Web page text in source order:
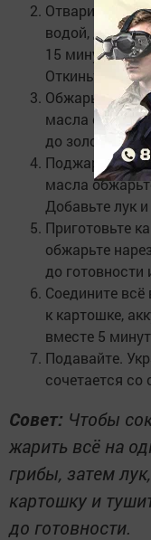
Отварите
водой,
15 минут на
Откиньте на
Обжарьте лук.
масла
до золотистого
Поджарьте
масла
Добавьте лук
Приготовьте
обжарьте
до готовности
Соедините
к картошке,
вместе 5
Подавайте.
сочетается со
Совет: Чтобы
жарить всё на
грибы, затем
картошку и
до готовности.